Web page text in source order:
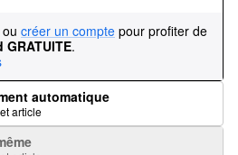
ou créer un compte pour profiter de
.
automatique
article